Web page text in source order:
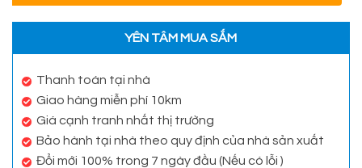
YÊN TÂM MUA SẮM
Thanh toán tại nhà
Giao hàng miễn phí 10km
Giá cạnh tranh nhất thị trường
Bảo hành tại nhà theo quy định của nhà sản xuất
Đổi mới 100% trong 7 ngày đầu (Nếu có lỗi )